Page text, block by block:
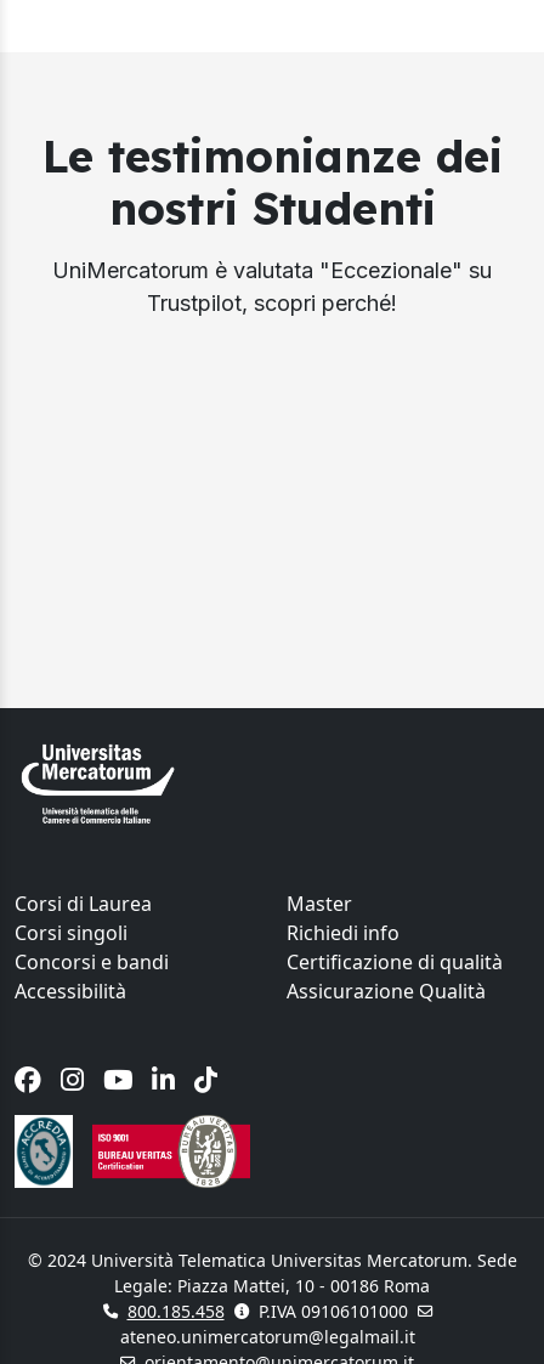
Le testimonianze dei
nostri Studenti
UniMercatorum è valutata "Eccezionale" su
Trustpilot, scopri perché!
Corsi di Laurea
Master
Corsi singoli
Richiedi info
Concorsi e bandi
Certificazione di qualità
Accessibilità
Assicurazione Qualità
© 2024 Università Telematica Universitas Mercatorum. Sede
Legale: Piazza Mattei, 10 - 00186 Roma
800.185.458
P.IVA 09106101000
ateneo.unimercatorum@legalmail.it